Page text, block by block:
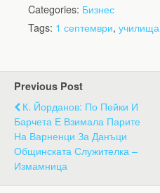
Categories: Бизнес
Tags: 1 септември, училища
Previous Post
К. Йорданов: По Пейки И
Барчета Е Взимала Парите
На Варненци За Данъци
Общинската Служителка –
Измамница